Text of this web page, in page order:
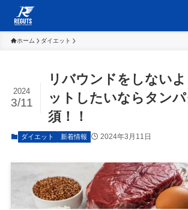
ホーム ダイエット
リバウンドをしない
ットしたいならタン
須！！
2024
3/11
ダイエット 新着情報 2024年3月11日